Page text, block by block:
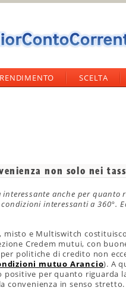
RENDIMENTO SCELTA
non solo nei
interessante anche per
interessanti a 360°.
misto e Multiswitch
Credem mutui, con
politiche di credito non
mutuo Arancio). A
per quanto riguarda
convenienza in senso stretto.